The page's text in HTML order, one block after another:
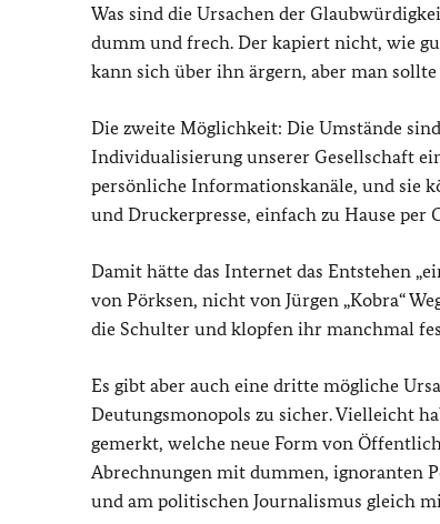
Was sind die Ursachen der
dumm und frech. Der kapiert nicht, wie
kann sich über ihn ärgern, aber man
Die zweite Möglichkeit: Die Umstände
Individualisierung unserer Gesellschaft
persönliche Informationskanäle, und sie
und Druckerpresse, einfach zu Hause per
Damit hätte das Internet das Entstehen
von Pörksen, nicht von Jürgen „Kobra“
die Schulter und klopfen ihr manchmal
Es gibt aber auch eine dritte mögliche
Deutungsmonopols zu sicher. Vielleicht
gemerkt, welche neue Form von
Abrechnungen mit dummen, ignoranten
und am politischen Journalismus gleich